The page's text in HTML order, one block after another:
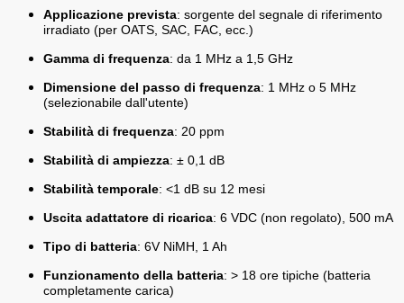
Applicazione prevista: sorgente del segnale di riferimento
irradiato (per OATS, SAC, FAC, ecc.)
Gamma di frequenza: da 1 MHz a 1,5 GHz
Dimensione del passo di frequenza: 1 MHz o 5 MHz
(selezionabile dall'utente)
Stabilità di frequenza: 20 ppm
Stabilità di ampiezza: ± 0,1 dB
Stabilità temporale: <1 dB su 12 mesi
Uscita adattatore di ricarica: 6 VDC (non regolato), 500 mA
Tipo di batteria: 6V NiMH, 1 Ah
Funzionamento della batteria: > 18 ore tipiche (batteria
completamente carica)